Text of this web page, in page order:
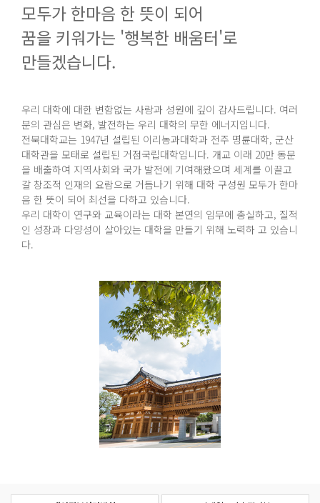
모두가 한마음 한 뜻이 되어
꿈을 키워가는 '행복한 배움터'로
만들겠습니다.
우리 대학에 대한 변함없는 사랑과 성원에 깊이 감사드립니다. 여러
분의 관심은 변화, 발전하는 우리 대학의 무한 에너지입니다.
전북대학교는 1947년 설립된 이리농과대학과 전주 명륜대학, 군산
대학관을 모태로 설립된 거점국립대학입니다. 개교 이래 20만 동문
을 배출하여 지역사회와 국가 발전에 기여해왔으며 세계를 이끌고
갈 창조적 인재의 요람으로 거듭나기 위해 대학 구성원 모두가 한마
음 한 뜻이 되어 최선을 다하고 있습니다.
우리 대학이 연구와 교육이라는 대학 본연의 임무에 충실하고, 질적
인 성장과 다양성이 살아있는 대학을 만들기 위해 노력하 고 있습니
다.